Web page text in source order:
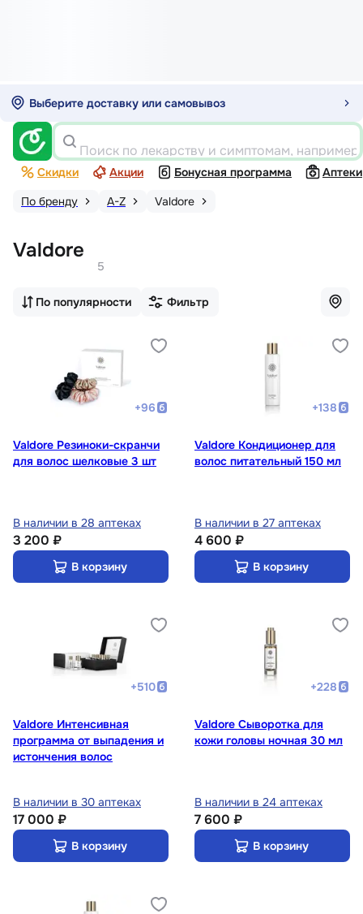
Выберите доставку или самовывоз
Поиск по лекарству и симптомам,
Скидки Акции Бонусная программа
Аптеки
По бренду
A-Z Valdore
Valdore
5
По популярности Фильтр
+96
Valdore Резиноки-скранчи
для волос шелковые 3 шт
В наличии в 28 аптеках
3 200 ₽
В корзину
+138
Valdore Кондиционер для
волос питательный 150 мл
В наличии в 27 аптеках
4 600 ₽
В корзину
+510
Valdore Интенсивная
программа от выпадения и
истончения волос
В наличии в 30 аптеках
17 000 ₽
В корзину
+228
Valdore Сыворотка для
кожи головы ночная 30 мл
В наличии в 24 аптеках
7 600 ₽
В корзину